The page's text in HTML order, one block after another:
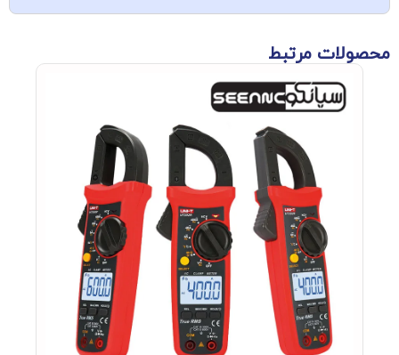
محصولات مرتبط